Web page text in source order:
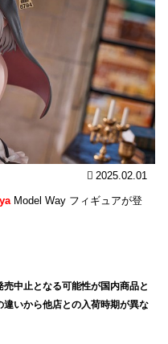
2025.02.01
Model Way フィギュアが登
中止となる可能性が国内商品と
いから他店との入荷時期が異な